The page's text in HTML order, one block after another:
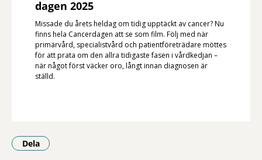
dagen 2025
Missade du årets heldag om tidig upptäckt av cancer? Nu
finns hela Cancer­dagen att se som film. Följ med när
primärvård, specialistvård och patientföreträdare möttes
för att prata om den allra tidigaste fasen i vårdkedjan –
när något först väcker oro, långt innan diagnosen är
ställd.
Dela
- Klicka för att öppna delningsalternativ.